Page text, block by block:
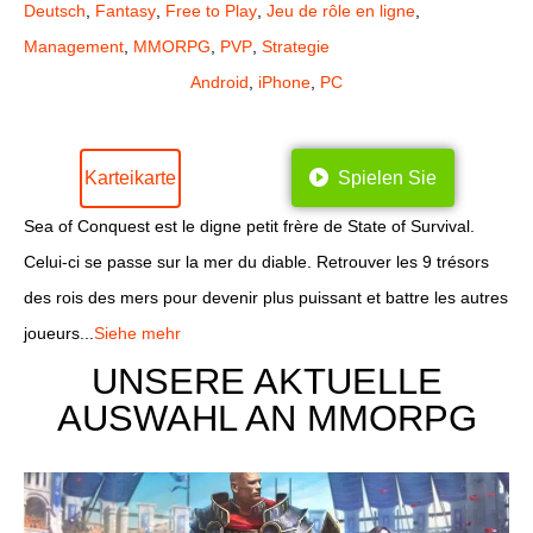
Deutsch, Fantasy, Free to Play, Jeu de rôle en ligne,
Management, MMORPG, PVP, Strategie
Android, iPhone, PC
Karteikarte Spielen Sie
Sea of Conquest est le digne petit frère de State of Survival.
Celui-ci se passe sur la mer du diable. Retrouver les 9 trésors
des rois des mers pour devenir plus puissant et battre les autres
joueurs...Siehe mehr
UNSERE AKTUELLE
AUSWAHL AN MMORPG